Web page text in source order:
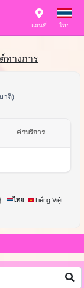
แผนที่ ไทย
ทางการ
าจิ)
ค่าบริการ
ไทย
Tiếng Việt